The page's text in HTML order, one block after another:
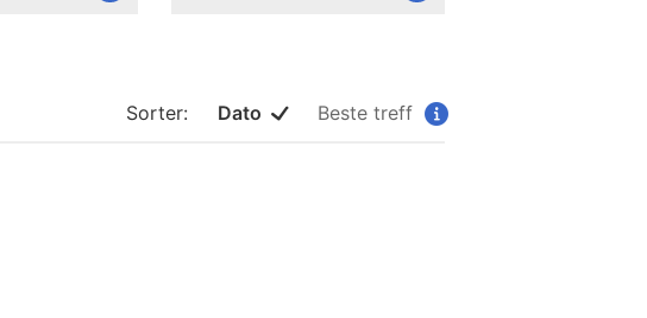
Sorter: Dato Beste treff